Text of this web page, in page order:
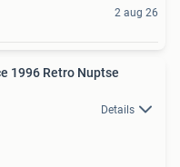
2 aug 26
1996 Retro Nuptse
Details